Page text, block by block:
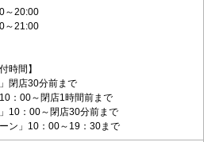
～20:00
21:00
時間】
閉店30分前まで
：00～閉店1時間前まで
10：00～閉店30分前まで
ーン」10：00～19：30まで